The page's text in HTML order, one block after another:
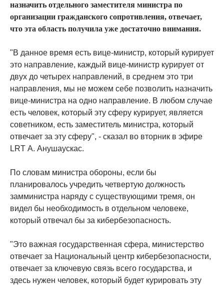
назначить отдельного заместителя министра по
организации гражданского сопротивления, отвечает,
что эта область получила уже достаточно внимания.
"В данное время есть вице-министр, который курирует
это направление, каждый вице-министр курирует от
двух до четырех направлений, в среднем это три
направления, мы не можем себе позволить назначить
вице-министра на одно направление. В любом случае
есть человек, который эту сферу курирует, является
советником, есть заместитель министра, который
отвечает за эту сферу", - сказал во вторник в эфире
LRT А. Анушаускас.
По словам министра обороны, если бы
планировалось учредить четвертую должность
замминистра наряду с существующими тремя, он
видел бы необходимость в отдельном человеке,
который отвечал бы за кибербезопасность.
"Это важная государственная сфера, министерство
отвечает за Национальный центр кибербезопасности,
отвечает за ключевую связь всего государства, и
здесь нужен человек, который будет курировать эту